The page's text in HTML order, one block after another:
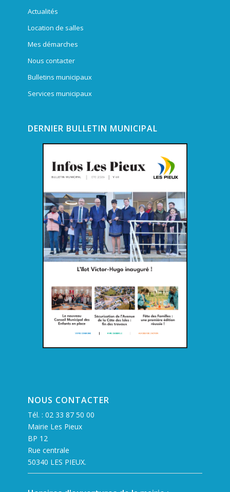
Actualités
Location de salles
Mes démarches
Nous contacter
Bulletins municipaux
Services municipaux
DERNIER BULLETIN MUNICIPAL
NOUS CONTACTER
Tél. : 02 33 87 50 00
Mairie Les Pieux
BP 12
Rue centrale
50340 LES PIEUX.